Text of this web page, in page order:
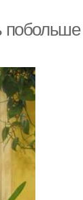
побольше